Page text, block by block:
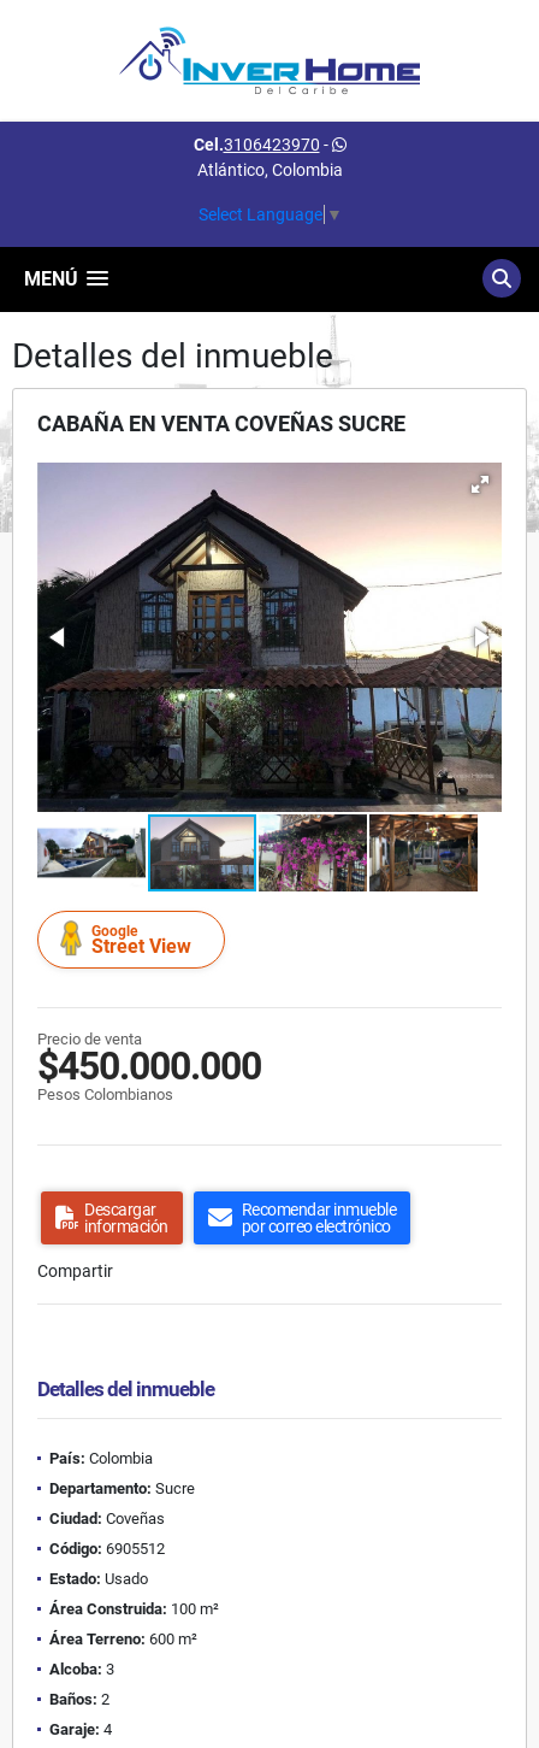
Cel.3106423970 -
Atlántico, Colombia
Select Language ▼
MENÚ
Detalles del inmueble
CABAÑA EN VENTA COVEÑAS SUCRE
Google
Street View
Precio de venta
$450.000.000
Pesos Colombianos
Descargar
información
Recomendar inmueble
por correo electrónico
Compartir
Detalles del inmueble
País: Colombia
Departamento: Sucre
Ciudad: Coveñas
Código: 6905512
Estado: Usado
Área Construida: 100 m²
Área Terreno: 600 m²
Alcoba: 3
Baños: 2
Garaje: 4